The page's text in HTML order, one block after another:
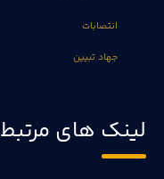
انتصابات
جهاد تبیین
لینک های مرتبط